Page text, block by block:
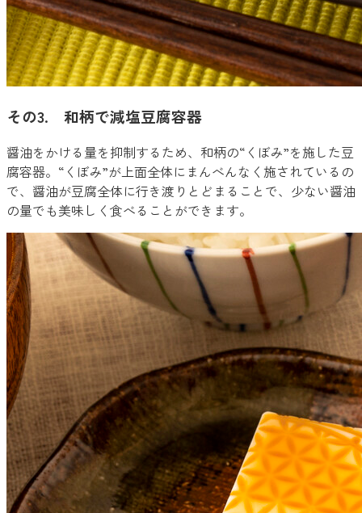
その3. 和柄で減塩豆腐容器
醤油をかける量を抑制するため、和柄の“くぼみ”を施した豆
腐容器。“くぼみ”が上面全体にまんべんなく施されているの
で、醤油が豆腐全体に行き渡りとどまることで、少ない醤油
の量でも美味しく食べることができます。